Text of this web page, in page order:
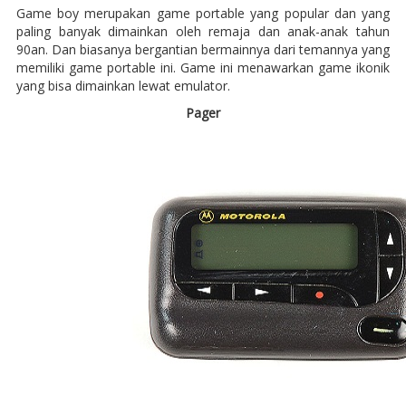
Game boy merupakan game portable yang popular dan yang
paling banyak dimainkan oleh remaja dan anak-anak tahun
90an. Dan biasanya bergantian bermainnya dari temannya yang
memiliki game portable ini. Game ini menawarkan game ikonik
yang bisa dimainkan lewat emulator.
Pager